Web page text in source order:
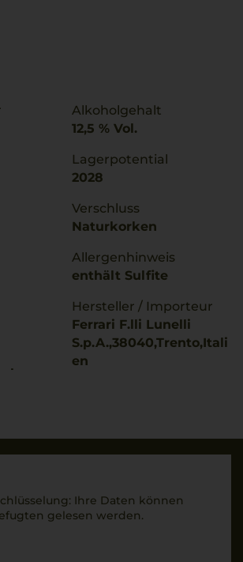
Alkoholgehalt
12,5 % Vol.
Lagerpotential
2028
Verschluss
Naturkorken
Allergenhinweis
enthält Sulfite
Hersteller / Importeur
Ferrari F.lli Lunelli
S.p.A.,38040,Trento,Itali
en
Füllmenge
1,5 L
brut
Ihre Daten können
gelesen werden.